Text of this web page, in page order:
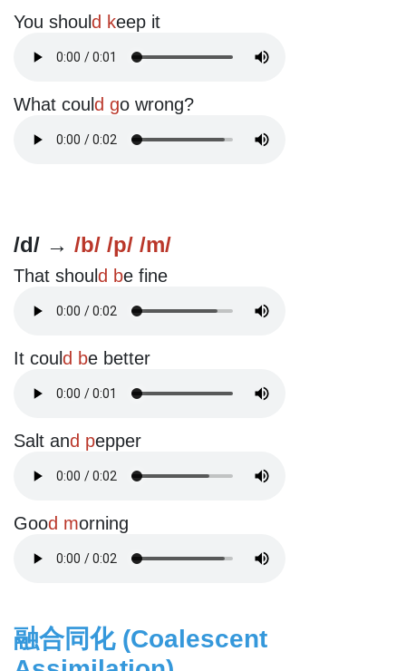
You shoul d keep it
What coul d go wrong?
/d/ → /b/ /p/ /m/
That shoul d be fine
It coul d be better
Salt and pepper
Good morning
融合同化 (Coalescent